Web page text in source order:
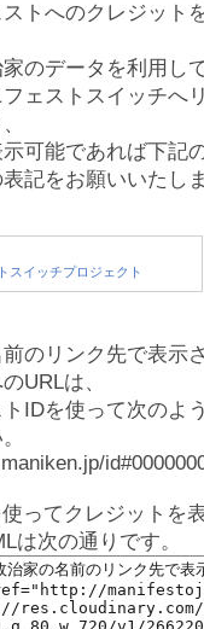
トへのクレジット
のデータを利用し
ェストスイッチへ
可能であれば下記
記をお願いいたしま
のリンク先で表示
URLは、
IDを使って次のよ
ってクレジットを
は次の通りです。